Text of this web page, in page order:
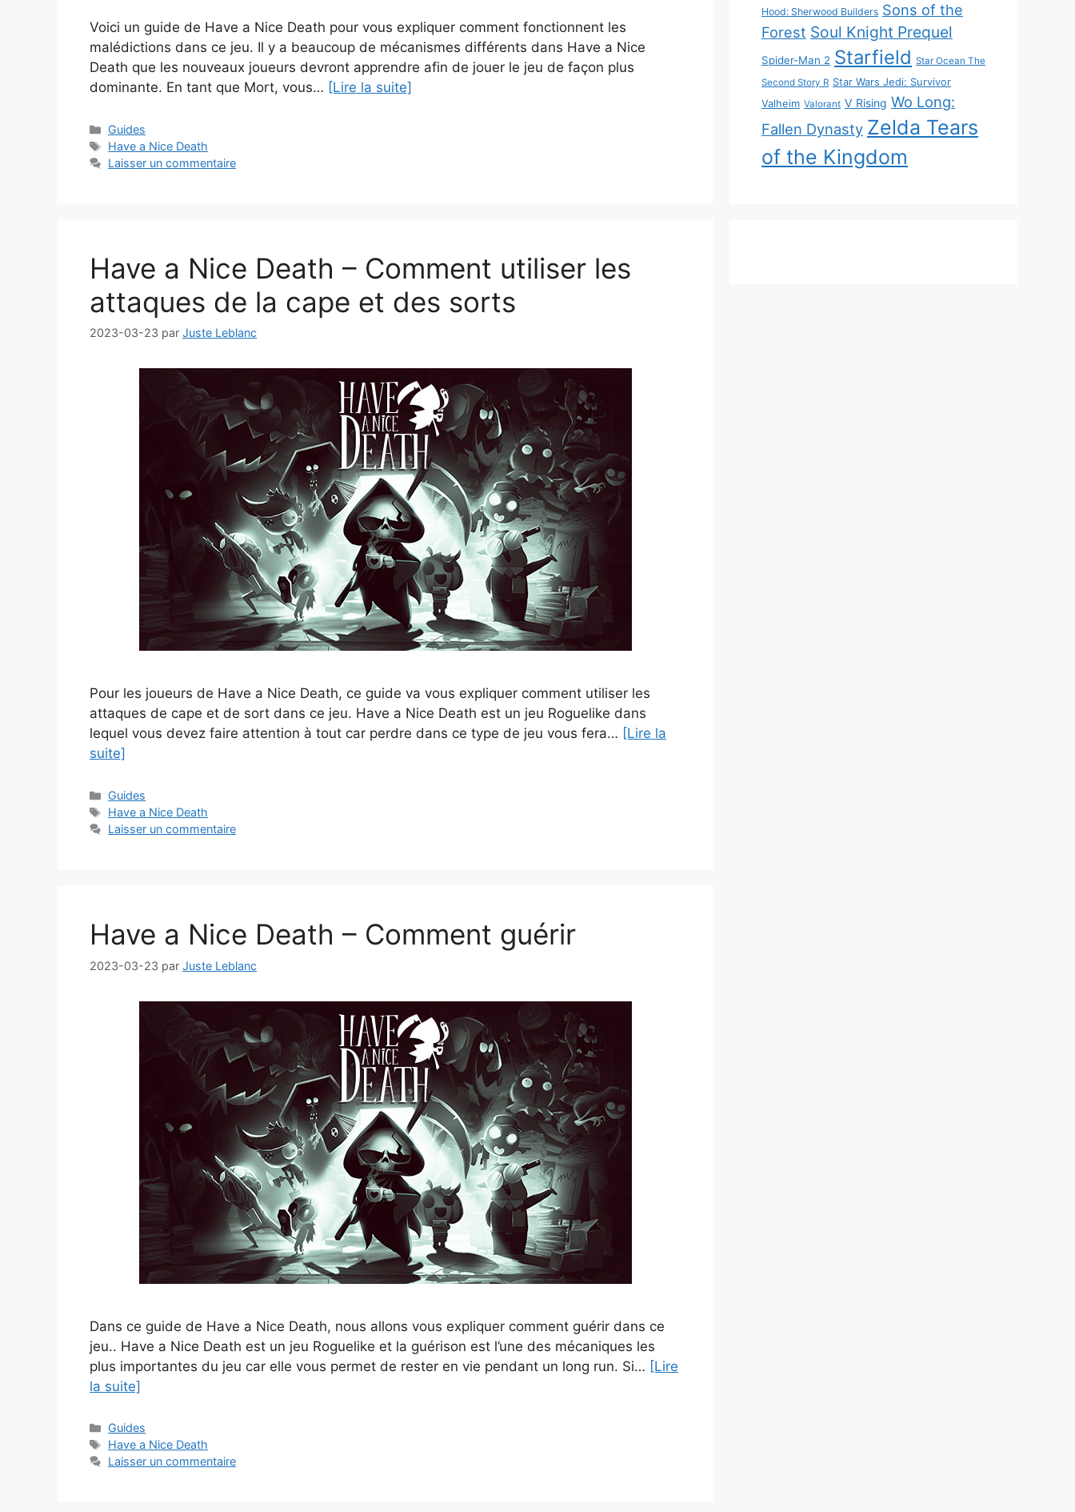
Voici un guide de Have a Nice Death pour vous expliquer comment fonctionnent les
malédictions dans ce jeu. Il y a beaucoup de mécanismes différents dans Have a Nice
Death que les nouveaux joueurs devront apprendre afin de jouer le jeu de façon plus
dominante. En tant que Mort, vous… [Lire la suite]
Catégories
Guides
Étiquettes
Have a Nice Death
Laisser un commentaire
Have a Nice Death – Comment utiliser les
attaques de la cape et des sorts
2023-03-23 par Juste Leblanc
Pour les joueurs de Have a Nice Death, ce guide va vous expliquer comment utiliser les
attaques de cape et de sort dans ce jeu. Have a Nice Death est un jeu Roguelike dans
lequel vous devez faire attention à tout car perdre dans ce type de jeu vous fera… [Lire la
suite]
Catégories
Guides
Étiquettes
Have a Nice Death
Laisser un commentaire
Have a Nice Death – Comment guérir
2023-03-23 par Juste Leblanc
Dans ce guide de Have a Nice Death, nous allons vous expliquer comment guérir dans ce
jeu.. Have a Nice Death est un jeu Roguelike et la guérison est l’une des mécaniques les
plus importantes du jeu car elle vous permet de rester en vie pendant un long run. Si… [Lire
la suite]
Catégories
Guides
Étiquettes
Have a Nice Death
Laisser un commentaire
Hood: Sherwood Builders Sons of the
Forest Soul Knight Prequel
Spider-Man 2 Starfield Star Ocean The
Second Story R Star Wars Jedi: Survivor
Valheim Valorant V Rising Wo Long:
Fallen Dynasty Zelda Tears
of the Kingdom